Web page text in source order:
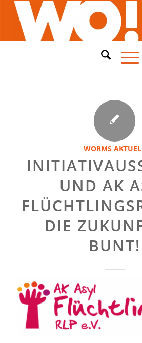
WORMS
UND AK
DIE
BUNT!